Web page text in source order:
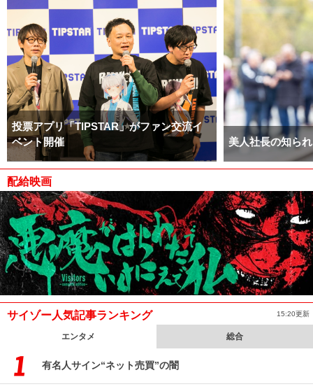
投票アプリ「TIPSTAR」がファン交流イ
ベント開催
美人社長の知ら
配給映画
サイゾー人気記事ランキング 15:20更新
エンタメ 総合
有名人サイン“ネット売買”の闇